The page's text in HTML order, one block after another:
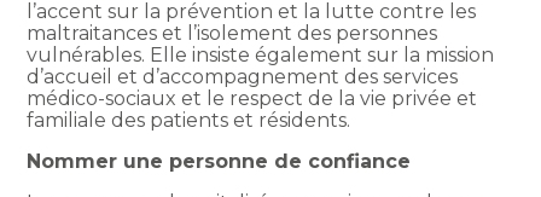
l’accent sur la prévention et la lutte contre les
maltraitances et l’isolement des personnes
vulnérables. Elle insiste également sur la mission
d’accueil et d’accompagnement des services
médico-sociaux et le respect de la vie privée et
familiale des patients et résidents.
Nommer une personne de confiance